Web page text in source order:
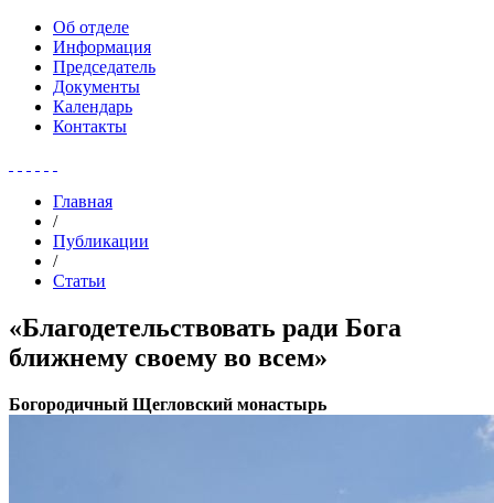
Об отделе
Информация
Председатель
Документы
Календарь
Контакты
Главная
/
Публикации
/
Статьи
«Благодетельствовать ради Бога
ближнему своему во всем»
Богородичный Щегловский монастырь